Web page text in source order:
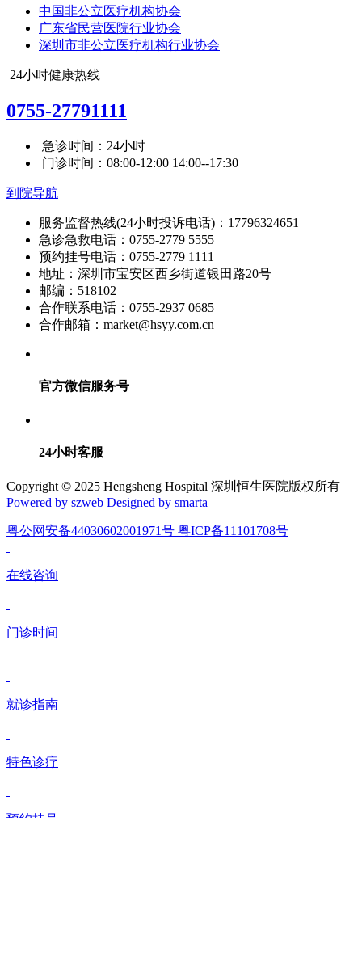
中国非公立医疗机构协会
广东省民营医院行业协会
深圳市非公立医疗机构行业协会
24小时健康热线
0755-27791111
急诊时间：24小时
门诊时间：08:00-12:00 14:00--17:30
到院导航
服务监督热线(24小时投诉电话)：17796324651
急诊急救电话：0755-2779 5555
预约挂号电话：0755-2779 1111
地址：深圳市宝安区西乡街道银田路20号
邮编：518102
合作联系电话：0755-2937 0685
合作邮箱：market@hsyy.com.cn
官方微信服务号
24小时客服
Copyright © 2025 Hengsheng Hospital 深圳恒生医院版权所有
Powered by szweb Designed by smarta
粤公网安备44030602001971号 粤ICP备11101708号
在线咨询
门诊时间
就诊指南
特色诊疗
预约挂号